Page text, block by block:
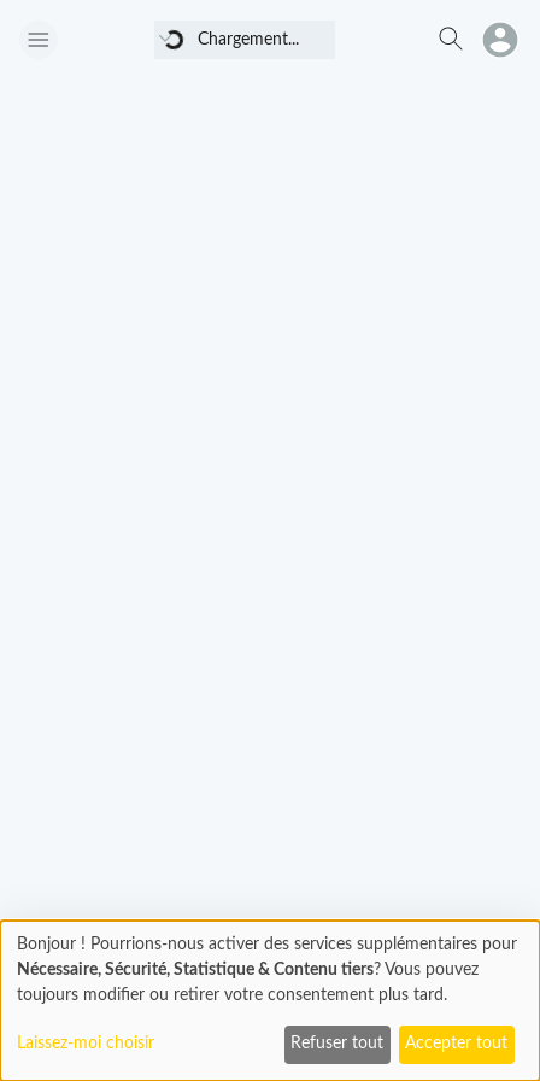
Chargement...
Chargement
En cours...
Bonjour ! Pourrions-nous activer des services supplémentaires pour
Nécessaire, Sécurité, Statistique & Contenu tiers? Vous pouvez
toujours modifier ou retirer votre consentement plus tard.
Laissez-moi choisir Refuser tout Accepter tout